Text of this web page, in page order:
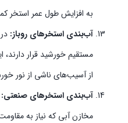
به افزایش طول عمر استخر
آب‌بندی استخرهای روباز:
از آسیب‌های ناشی از نور
آب‌بندی استخرهای صنعتی:
مخازن آبی که نیاز به مقاومت